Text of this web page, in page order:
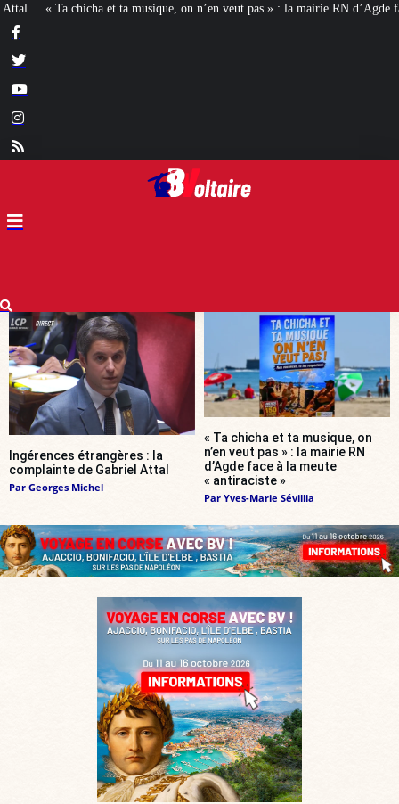
veut pas » : la mairie RN d’Agde face à la meute « antiraciste » La
Ingérences étrangères : la
complainte de Gabriel Attal
Par Georges Michel
« Ta chicha et ta musique, on
n’en veut pas » : la mairie RN
d’Agde face à la meute
« antiraciste »
Par Yves-Marie Sévillia